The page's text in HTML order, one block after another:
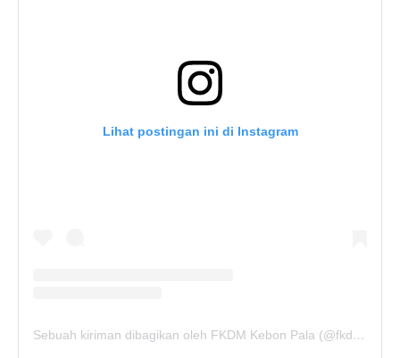
Lihat postingan ini di Instagram
Sebuah kiriman dibagikan oleh FKDM Kebon Pala (@fkdm_kebonpala)